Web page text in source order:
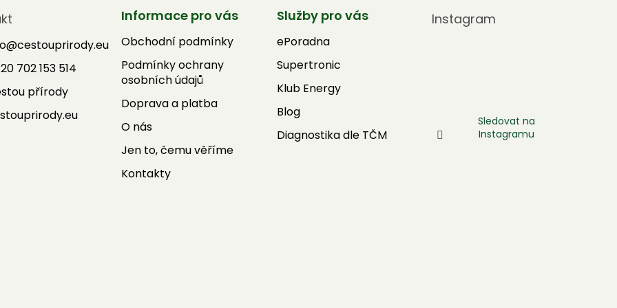
@cestouprirody.eu
702 153 514
přírody
Informace pro vás
Obchodní podmínky
Podmínky ochrany
osobních údajů
Doprava a platba
O nás
Jen to, čemu věříme
Kontakty
Služby pro vás
ePoradna
Supertronic
Klub Energy
Blog
Diagnostika dle TČM
Instagram
Sledovat na
Instagramu